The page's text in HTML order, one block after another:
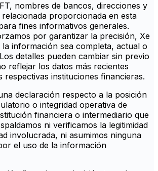
nombres de bancos, direcciones y
proporcionada en esta
fines informativos generales.
por garantizar la precisión, Xe
información sea completa, actual o
detalles pueden cambiar sin previo
reflejar los datos más recientes
respectivas instituciones financieras.
declaración respecto a la posición
o integridad operativa de
financiera o intermediario que
ni verificamos la legitimidad
involucrada, ni asumimos ninguna
el uso de la información